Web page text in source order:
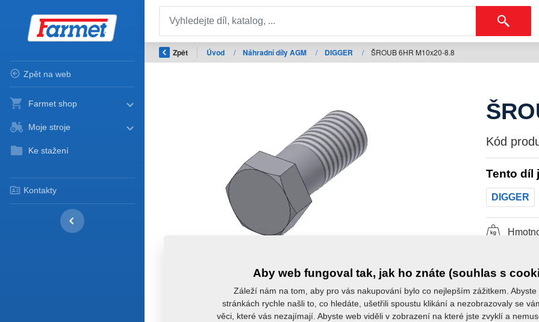
Zpět na web
Farmet shop
Moje stroje
Ke stažení
Kontakty
Zpět Úvod / Náhradní díly AGM / DIGGER / ŠROUB 6HR M10x20-8.8
Kód
Tento díl
DIGGER
Aby web fungoval tak, jak ho znáte (souhlas s
Záleží nám na tom, aby pro vás nakupování bylo co nejlepším zážitkem. Abyste
stránkách rychle našli to, co hledáte, ušetřili spoustu klikání a nezobrazovaly se
věci, které vás nezajímají. Abyste web viděli v zobrazení na které jste zvyklí a